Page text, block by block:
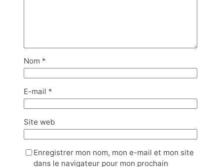
Nom *
E-mail *
Site web
Enregistrer mon nom, mon e-mail et mon site
dans le navigateur pour mon prochain